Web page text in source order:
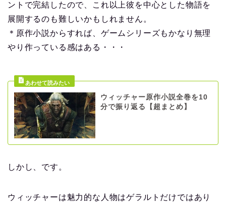
ントで完結したので、これ以上彼を中心とした物語を
展開するのも難しいかもしれません。
＊原作小説からすれば、ゲームシリーズもかなり無理
やり作っている感はある・・・
ウィッチャー原作小説全巻を10
分で振り返る【超まとめ】
しかし、です。
ウィッチャーは魅力的な人物はゲラルトだけではあり